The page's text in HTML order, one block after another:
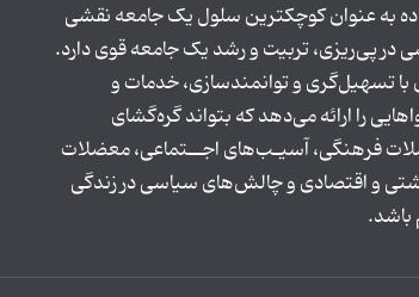
به عنوان کوچکترین سلول یک جامعه نقشی
در پی‌ریزی، تربیت و رشد یک جامعه قوی دارد.
با تسهیل‌گری و توانمندسازی، خدمات و
را ارائه می‌دهد که بتواند گره‌گشای
فرهنگی، آسیـب‌های اجــتماعی، معضلات
و اقتصادی و چالش‌های سیاسی در زندگی
باشد.